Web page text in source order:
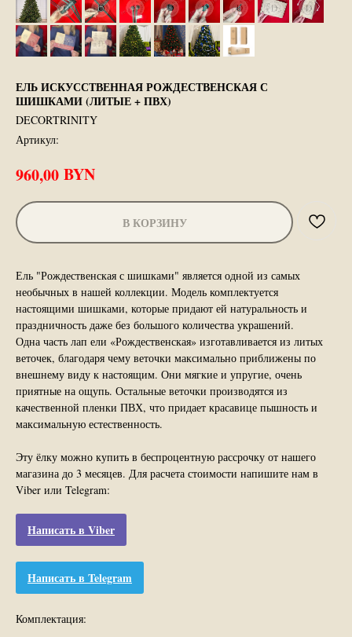
ЕЛЬ ИСКУССТВЕННАЯ РОЖДЕСТВЕНСКАЯ С
ШИШКАМИ (ЛИТЫЕ + ПВХ)
DECORTRINITY
Артикул:
960,00 BYN
В КОРЗИНУ
Ель "Рождественская с шишками" является одной из самых
необычных в нашей коллекции. Модель комплектуется
настоящими шишками, которые придают ей натуральность и
праздничность даже без большого количества украшений.
Одна часть лап ели «Рождественская» изготавливается из литых
веточек, благодаря чему веточки максимально приближены по
внешнему виду к настоящим. Они мягкие и упругие, очень
приятные на ощупь. Остальные веточки производятся из
качественной пленки ПВХ, что придает красавице пышность и
максимальную естественность.
Эту ёлку можно купить в беспроцентную рассрочку от нашего
магазина до 3 месяцев. Для расчета стоимости напишите нам в
Viber или Telegram:
Написать в Viber
Написать в Telegram
Комплектация: